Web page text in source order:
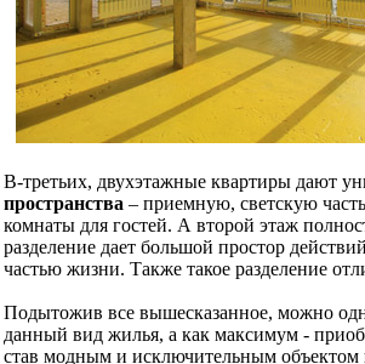
В-третьих, двухэтажные квартиры дают
пространства – приемную, светскую
комнаты для гостей. А второй этаж
разделение дает большой простор
частью жизни. Также такое разделение
Подытожив все вышесказанное, можно
данный вид жилья, а как максимум -
став модным и исключительным объектом